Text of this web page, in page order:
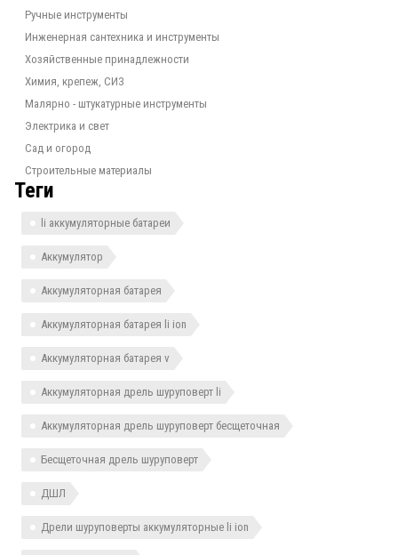
Ручные инструменты
Инженерная сантехника и инструменты
Хозяйственные принадлежности
Химия, крепеж, СИЗ
Малярно - штукатурные инструменты
Электрика и свет
Сад и огород
Строительные материалы
Теги
li аккумуляторные батареи
Аккумулятор
Аккумуляторная батарея
Аккумуляторная батарея li ion
Аккумуляторная батарея v
Аккумуляторная дрель шуруповерт li
Аккумуляторная дрель шуруповерт бесщеточная
Бесщеточная дрель шуруповерт
ДШЛ
Дрели шуруповерты аккумуляторные li ion